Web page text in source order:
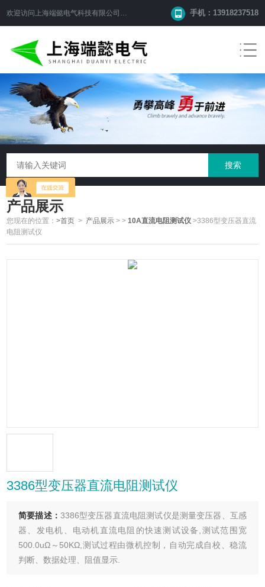
欢迎访问 上海端懿电气科技有限公司 网站！ 手机：13918237518
产品展示
您现在的位置：>首页 > 产品展示 >>10A直流电阻测试仪 >3386型变压器直流
电阻测试仪
3386型变压器直流电阻测试仪
简要描述： 3386型变压器直流电阻测试仪是测量变压器、互感
器、发电机、电动机直流电阻的快速测试设备,测试范围宽
500.0uΩ～50KΩ,测试过程由微机控制，自动完成自校、稳流
判断、数据处理、阻值显示.